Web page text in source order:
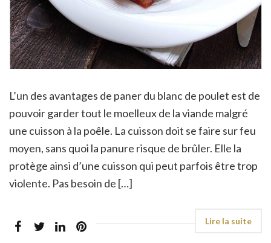
L’un des avantages de paner du blanc de poulet est de
pouvoir garder tout le moelleux de la viande malgré
une cuisson à la poêle. La cuisson doit se faire sur feu
moyen, sans quoi la panure risque de brûler. Elle la
protège ainsi d’une cuisson qui peut parfois être trop
violente. Pas besoin de […]